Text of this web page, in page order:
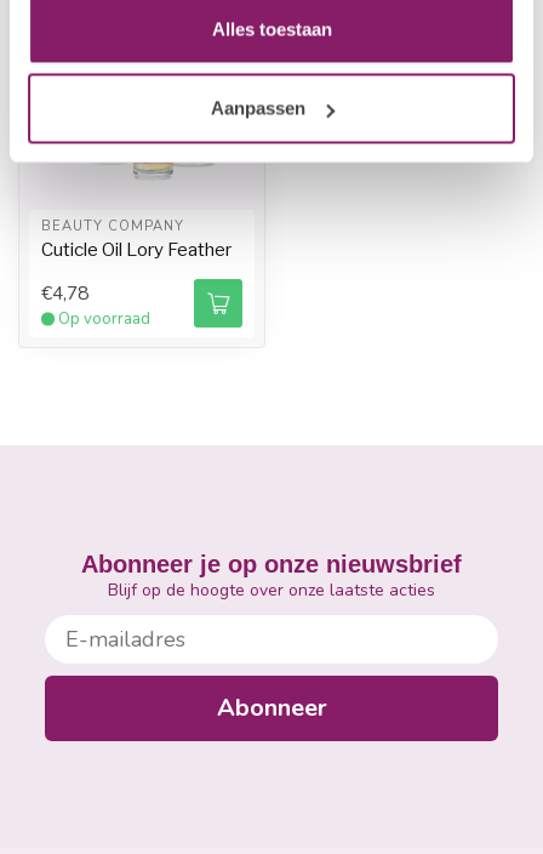
Alles toestaan
Aanpassen
BEAUTY COMPANY
Cuticle Oil Lory Feather
€4,78
Op voorraad
Abonneer je op onze nieuwsbrief
Blijf op de hoogte over onze laatste acties
E-mailadres
Abonneer